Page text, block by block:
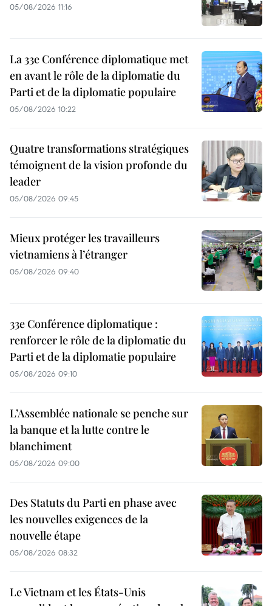
05/08/2026 11:16
La 33e Conférence diplomatique met
en avant le rôle de la diplomatie du
Parti et de la diplomatie populaire
05/08/2026 10:22
Quatre transformations stratégiques
témoignent de la vision profonde du
leader
05/08/2026 09:45
Mieux protéger les travailleurs
vietnamiens à l’étranger
05/08/2026 09:40
33e Conférence diplomatique :
renforcer le rôle de la diplomatie du
Parti et de la diplomatie populaire
05/08/2026 09:10
L’Assemblée nationale se penche sur
la banque et la lutte contre le
blanchiment
05/08/2026 09:00
Des Statuts du Parti en phase avec
les nouvelles exigences de la
nouvelle étape
05/08/2026 08:32
Le Vietnam et les États-Unis